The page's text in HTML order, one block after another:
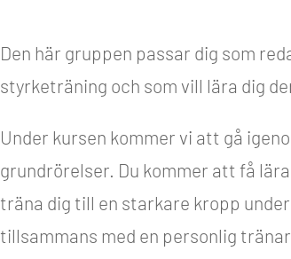
Den här gruppen passar dig som
styrketräning och som vill lära dig
Under kursen kommer vi att gå
grundrörelser. Du kommer att få
träna dig till en starkare kropp
tillsammans med en personlig